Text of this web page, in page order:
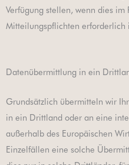
Verfügung stellen, wenn dies im
Mitteilungspflichten erforderlich
Datenübermittlung in ein
Grundsätzlich übermitteln wir
in ein Drittland oder an eine
außerhalb des Europäischen
Einzelfällen eine solche